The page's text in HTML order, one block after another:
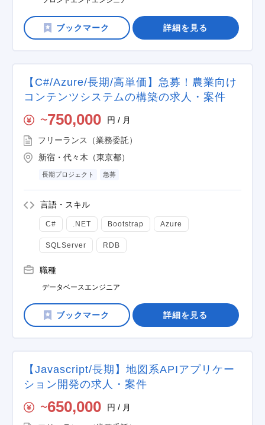
詳細を見る
【C#/Azure/長期/高単価】急募！農業向け
コンテンツシステムの構築の求人・案件
〜750,000 円 / 月
フリーランス（業務委託）
新宿・代々木（東京都）
長期プロジェクト 急募
言語・スキル
C# .NET Bootstrap Azure
SQLServer RDB
職種
データベースエンジニア
詳細を見る
【Javascript/長期】地図系APIアプリケー
ション開発の求人・案件
〜650,000 円 / 月